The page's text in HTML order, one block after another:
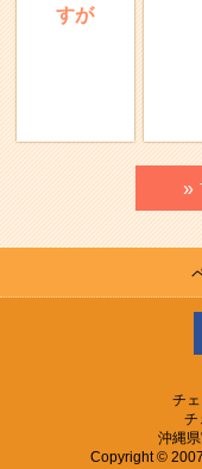
すが
»
チ
チ
沖縄
Copyright ©